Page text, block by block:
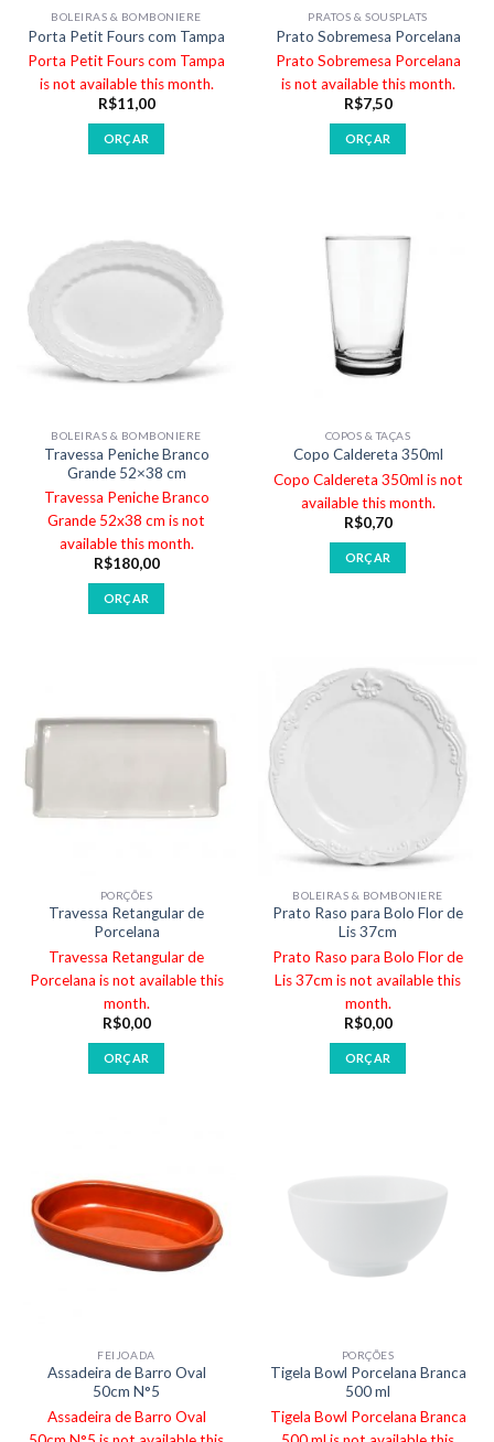
BOLEIRAS & BOMBONIERE
Porta Petit Fours com Tampa
Porta Petit Fours com Tampa
is not available this month.
R$11,00
ORÇAR
PRATOS & SOUSPLATS
Prato Sobremesa Porcelana
Prato Sobremesa Porcelana
is not available this month.
R$7,50
ORÇAR
BOLEIRAS & BOMBONIERE
Travessa Peniche Branco
Grande 52×38 cm
Travessa Peniche Branco
Grande 52x38 cm is not
available this month.
R$180,00
ORÇAR
COPOS & TAÇAS
Copo Caldereta 350ml
Copo Caldereta 350ml is not
available this month.
R$0,70
ORÇAR
PORÇÕES
Travessa Retangular de
Porcelana
Travessa Retangular de
Porcelana is not available this
month.
R$0,00
ORÇAR
BOLEIRAS & BOMBONIERE
Prato Raso para Bolo Flor de
Lis 37cm
Prato Raso para Bolo Flor de
Lis 37cm is not available this
month.
R$0,00
ORÇAR
FEIJOADA
Assadeira de Barro Oval
50cm N°5
Assadeira de Barro Oval
PORÇÕES
Tigela Bowl Porcelana Branca
500 ml
Tigela Bowl Porcelana Branca